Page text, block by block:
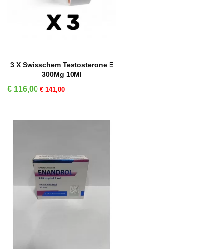
IN WINKELMAND
3 X Swisschem Testosterone E
300Mg 10Ml
Prijs
€ 116,00 Normale prijs
€ 141,00